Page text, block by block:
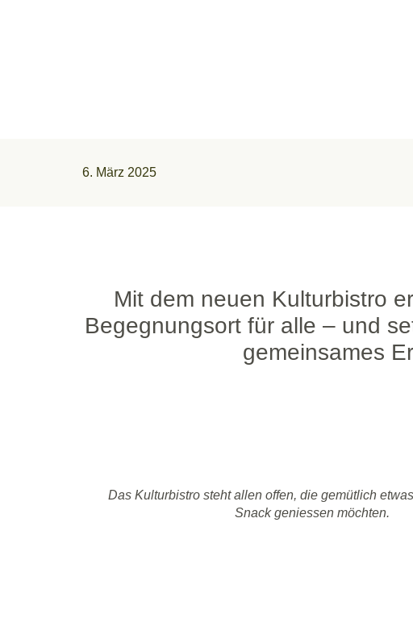
6. März 2025
Mit dem neuen Kulturbistro
Begegnungsort für alle – und
gemeinsames
Das Kulturbistro steht allen offen, die gemütlich
Snack geniessen möchten.